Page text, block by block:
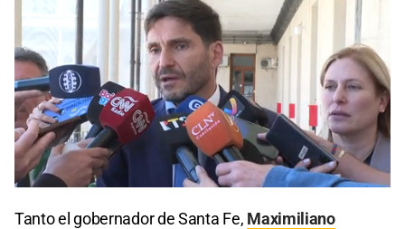
Tanto el gobernador de Santa Fe, Maximiliano